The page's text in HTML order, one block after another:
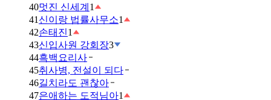
40멋진 신세계 1
41 신이랑 법률사무소1
42손태진1
43신입사원 강회장3
44흑백요리사
45취사병, 전설이 되다
46길치라도 괜찮아
47은애하는 도적님아1